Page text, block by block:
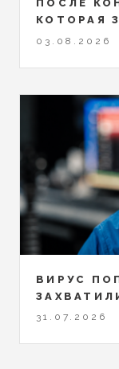
ПОСЛЕ
КОТОРАЯ
03.08.2026
ВИРУС
31.07.2026